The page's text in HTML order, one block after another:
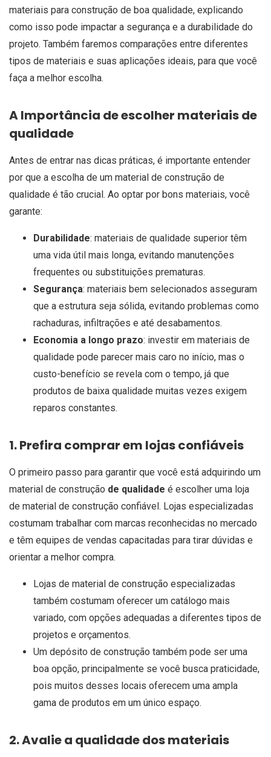
materiais para construção de boa qualidade, explicando
como isso pode impactar a segurança e a durabilidade do
projeto. Também faremos comparações entre diferentes
tipos de materiais e suas aplicações ideais, para que você
faça a melhor escolha.
A Importância de escolher materiais de
qualidade
Antes de entrar nas dicas práticas, é importante entender
por que a escolha de um material de construção de
qualidade é tão crucial. Ao optar por bons materiais, você
garante:
Durabilidade: materiais de qualidade superior têm
uma vida útil mais longa, evitando manutenções
frequentes ou substituições prematuras.
Segurança: materiais bem selecionados asseguram
que a estrutura seja sólida, evitando problemas como
rachaduras, infiltrações e até desabamentos.
Economia a longo prazo: investir em materiais de
qualidade pode parecer mais caro no início, mas o
custo-benefício se revela com o tempo, já que
produtos de baixa qualidade muitas vezes exigem
reparos constantes.
1. Prefira comprar em lojas confiáveis
O primeiro passo para garantir que você está adquirindo um
material de construção de qualidade é escolher uma loja
de material de construção confiável. Lojas especializadas
costumam trabalhar com marcas reconhecidas no mercado
e têm equipes de vendas capacitadas para tirar dúvidas e
orientar a melhor compra.
Lojas de material de construção especializadas
também costumam oferecer um catálogo mais
variado, com opções adequadas a diferentes tipos de
projetos e orçamentos.
Um depósito de construção também pode ser uma
boa opção, principalmente se você busca praticidade,
pois muitos desses locais oferecem uma ampla
gama de produtos em um único espaço.
2. Avalie a qualidade dos materiais